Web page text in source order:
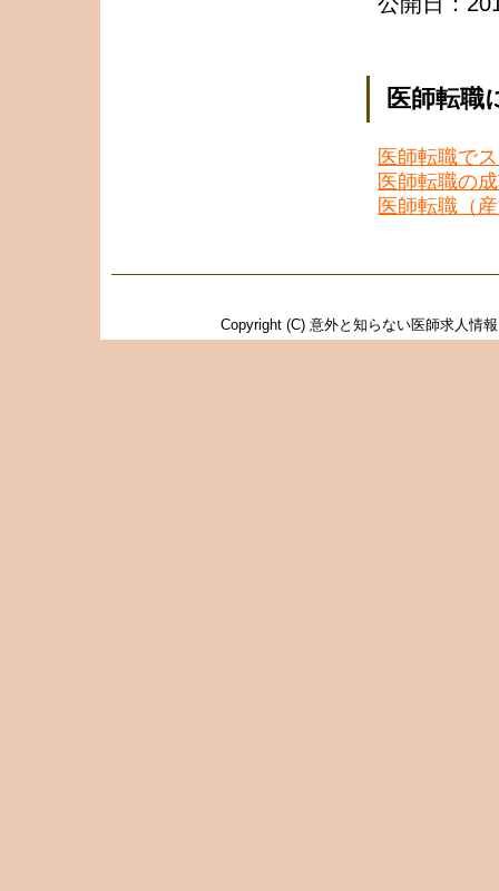
医師転職
医師転職で
医師転職の
医師転職（
Copyright (C) 意外と知らない医師求人情